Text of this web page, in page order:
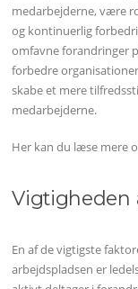
medarbejderne, være
og kontinuerlig
omfavne forandringer
forbedre
skabe et mere
medarbejderne.
Her kan du læse mere
Vigtigheden
En af de vigtigste
arbejdspladsen er